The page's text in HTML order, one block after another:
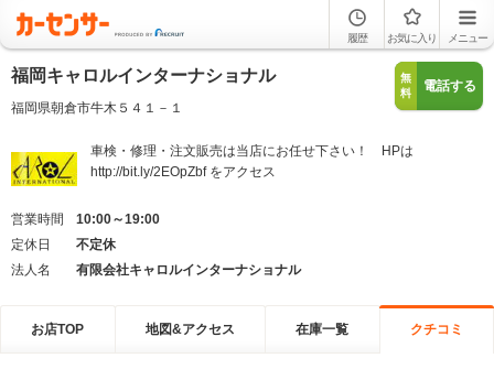
履歴 お気に入り メニュー
福岡キャロルインターナショナル
福岡県朝倉市牛木５４１－１
無
料
電話する
車検・修理・注文販売は当店にお任せ下さい！ HPは
http://bit.ly/2EOpZbf をアクセス
営業時間
10:00～19:00
定休日
不定休
法人名
有限会社キャロルインターナショナル
お店TOP 地図&アクセス 在庫一覧 クチコミ